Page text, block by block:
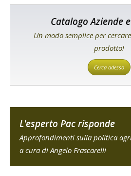
Catalogo Aziende
Un modo semplice per
prodotto!
Cerca adesso
L'esperto Pac risponde
Approfondimenti sulla politica
a cura di Angelo Frascarelli